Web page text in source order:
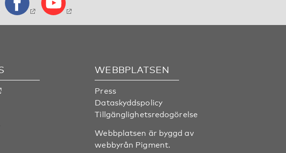
WEBBPLATSEN
Press
Dataskyddspolicy
Tillgänglighetsredogörelse
Webbplatsen är byggd av
webbyrån Pigment.